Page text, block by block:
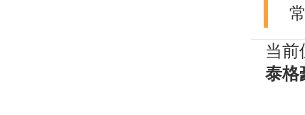
当前
泰格